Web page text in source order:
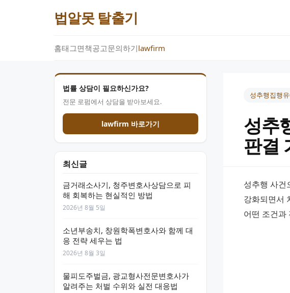
법알못 탈출기
홈태그면책공고문의하기lawfirm
법률 상담이 필요하신가요?
전문 로펌에서 상담을 받아보세요.
lawfirm 바로가기
최신글
금거래소사기, 청주변호사상담으로 피
해 회복하는 현실적인 방법
2026년 8월 5일
소년부송치, 창원학폭변호사와 함께 대
응 전략 세우는 법
2026년 8월 3일
물피도주벌금, 광교형사전문변호사가
알려주는 처벌 수위와 실전 대응법
성추행집행
성추
판결
성추행 사건
강화되면서
어떤 조건과